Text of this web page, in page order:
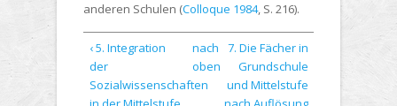
anderen Schulen (Colloque 1984, S. 216).
‹ 5. Integration
der
Sozialwissenschaften
nach
oben
7. Die Fächer in
Grundschule
und Mittelstufe